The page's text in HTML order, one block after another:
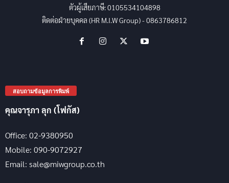
ตัวผู้เสียภาษี: 0105534104898
ติดต่อฝ่ายบุคคล (HR M.I.W Group) - 0863786812
สอบถามข้อมูลการพิมพ์
คุณจารุภา ลุก (โฟกัส)
Office: 02-9380950
Mobile: 090-9072927
Email: sale@miwgroup.co.th